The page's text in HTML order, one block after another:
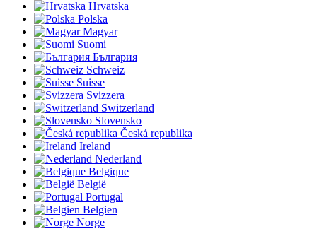
Hrvatska
Polska
Magyar
Suomi
България
Schweiz
Suisse
Svizzera
Switzerland
Slovensko
Česká republika
Ireland
Nederland
Belgique
België
Portugal
Belgien
Norge